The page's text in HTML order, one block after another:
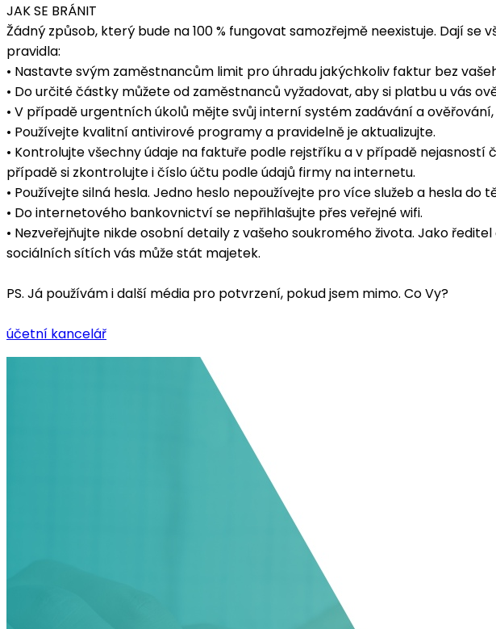
JAK SE BRÁNIT
Žádný způsob, který bude na 100 % fungovat samozřejmě neexistuje. Dají
pravidla:
• Nastavte svým zaměstnancům limit pro úhradu jakýchkoliv faktur bez
• Do určité částky můžete od zaměstnanců vyžadovat, aby si platbu u vás
• V případě urgentních úkolů mějte svůj interní systém zadávání a
• Používejte kvalitní antivirové programy a pravidelně je aktualizujte.
• Kontrolujte všechny údaje na faktuře podle rejstříku a v případě
případě si zkontrolujte i číslo účtu podle údajů firmy na internetu.
• Používejte silná hesla. Jedno heslo nepoužívejte pro více služeb a hesla
• Do internetového bankovnictví se nepřihlašujte přes veřejné wifi.
• Nezveřejňujte nikde osobní detaily z vašeho soukromého života. Jako
sociálních sítích vás může stát majetek.
PS. Já používám i další média pro potvrzení, pokud jsem mimo. Co Vy?
účetní kancelář